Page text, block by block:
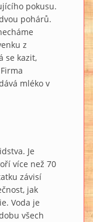
pokusu.
pohárů.
z
se kazit,
mléko v
Je
více než 70
závisí
jak
Voda je
všech